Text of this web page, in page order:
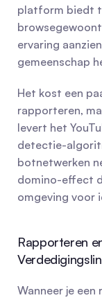
platform biedt
ervaring
gemeenschap
Het kost een
rapporteren,
levert het
detectie-
botnetwerken
domino-effect
omgeving voor
Rapporteren
Wanneer je